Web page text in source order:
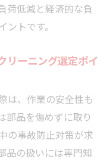
荷低減と経済的な負
トです。
リーニング選定ポイ
は、作業の安全性も
部品を傷めずに取り
の事故防止対策が求
品の扱いには専門知